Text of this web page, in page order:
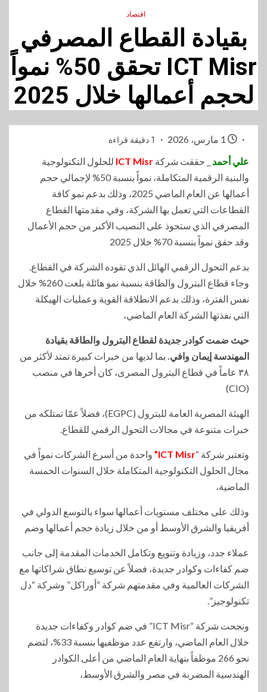
اقتصاد
بقيادة القطاع المصرفي
ICT Misr تحقق 50% نمواً
لحجم أعمالها خلال 2025
1 دقيقة قراءة
علي أحمد _ حققت شركة ICT Misr للحلول التكنولوجية
والبنية الرقمية المتكاملة، نمواً بنسبة 50% لإجمالي حجم
أعمالها عن العام الماضي 2025، وذلك بدعم نمو كافة
القطاعات التي تعمل بها الشركة، وفي مقدمتها القطاع
المصرفي الذي ستحوذ على النصيب الأكبر من حجم الأعمال
وقد حقق نمواً بنسبة 70% خلال 2025
بدعم التحول الرقمي الهائل الذي تقوده الشركة في القطاع.
وجاء قطاع البترول والطاقة بنسبة نمو هائلة بلغت 260% خلال
نفس الفترة، وذلك بدعم الانطلاقة القوية وعمليات الهيكلة
التي نفذتها الشركة العام الماضي،
حيث ضمت كوادر جديدة لقطاع البترول والطاقة بقيادة
المهندسة إيمان وافي. بما لديها من خبرات كبيرة تمتد لأكثر من
٣٨ عاماً في قطاع البترول المصرى، كان أخرها في منصب
(CIO)
الهيئة المصرية العامة للبترول (EGPC)، فضلاً عمّا تمتلكه من
خبرات متنوعة في مجالات التحول الرقمي للقطاع.
وتعتبر شركة “ICT Misr” واحدة من أسرع الشركات نمواً في
مجال الحلول التكنولوجية المتكاملة خلال السنوات الخمسة
الماضية،
وذلك على مختلف مستويات أعمالها سواء بالتوسع الدولي في
أفريقيا والشرق الأوسط أو من خلال زيادة حجم أعمالها وضم
عملاء جدد، وزيادة وتنويع وتكامل الخدمات المقدمة إلى جانب
ضم كفاءات وكوادر جديدة، فضلاً عن توسيع نطاق شراكاتها مع
الشركات العالمية وفي مقدمتهم شركة “أوراكل” وشركة “دل
تكنولوجيز”.
ونجحت شركة “ICT Misr” في ضم كوادر وكفاءات جديدة
خلال العام الماضي، وارتفع عدد موظفيها بنسبة 33%، لتضم
نحو 266 موظفاً بنهاية العام الماضي من أعلى الكوادر
الهندسية المضربة في مصر والشرق الأوسط،